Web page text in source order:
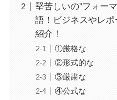
堅苦しいの”フォー
語！ビジネスやレ
紹介！
①厳格な
②形式的な
③厳粛な
④公式な